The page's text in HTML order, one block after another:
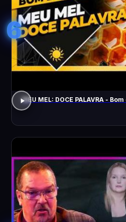
6
MEU MEL: DOCE PALAVRA -